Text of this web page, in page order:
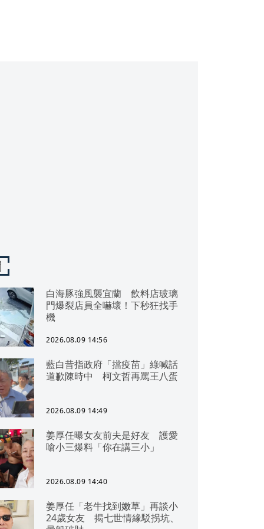
白海豚強風襲宜蘭 飲料店玻璃
門爆裂店員全嚇壞！下秒狂找手
機
2026.08.09 14:56
藍白昔指政府「擋疫苗」綠喊話
道歉陳時中 柯文哲再罵王八蛋
2026.08.09 14:49
姜厚任曝女友前夫是好友 護愛
嗆小三爆料「你在講三小」
2026.08.09 14:40
姜厚任「老牛找到嫩草」再談小
24歲女友 揭七世情緣駁拐坑、